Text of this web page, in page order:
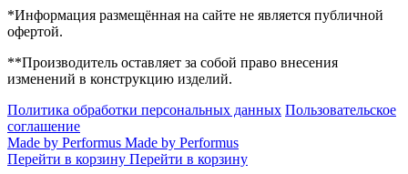
*Информация размещённая на сайте не является публичной
офертой.
**Производитель оставляет за собой право внесения
изменений в конструкцию изделий.
Политика обработки персональных данных Пользовательское
соглашение
Made by Performus Made by Performus
Перейти в корзину Перейти в корзину